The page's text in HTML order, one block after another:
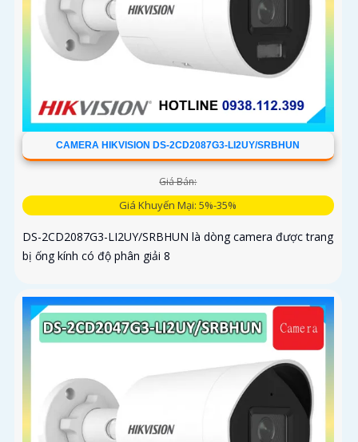
CAMERA HIKVISION DS-2CD2087G3-LI2UY/SRBHUN
Giá Bán:
Giá Khuyến Mại: 5%-35%
DS-2CD2087G3-LI2UY/SRBHUN là dòng camera được trang
bị ống kính có độ phân giải 8